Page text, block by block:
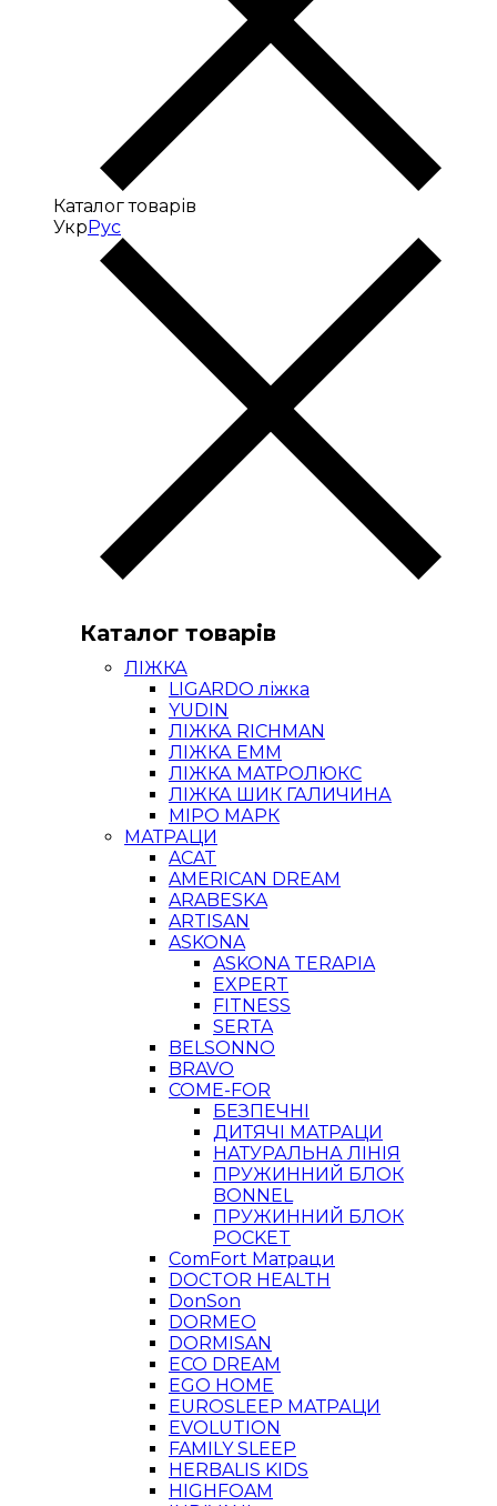
Каталог товарів
УкрРус
Каталог товарів
ЛІЖКА
LIGARDO ліжка
YUDIN
ЛІЖКА RICHMAN
ЛІЖКА ЕММ
ЛІЖКА МАТРОЛЮКС
ЛІЖКА ШИК ГАЛИЧИНА
МІРО МАРК
МАТРАЦИ
ACAT
AMERICAN DREAM
ARABESKA
ARTISAN
ASKONA
ASKONA TERAPIA
EXPERT
FITNESS
SERTA
BELSONNO
BRAVO
COME-FOR
БЕЗПЕЧНІ
ДИТЯЧІ МАТРАЦИ
НАТУРАЛЬНА ЛІНІЯ
ПРУЖИННИЙ БЛОК
BONNEL
ПРУЖИННИЙ БЛОК
POCKET
ComFort Матраци
DOCTOR HEALTH
DonSon
DORMEO
DORMISAN
ECO DREAM
EGO HOME
EUROSLEEP МАТРАЦИ
EVOLUTION
FAMILY SLEEP
HERBALIS KIDS
HIGHFOAM